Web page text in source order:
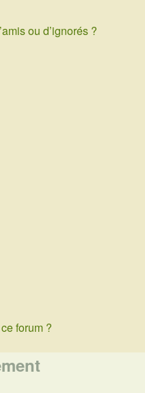
ou d’ignorés ?
forum ?